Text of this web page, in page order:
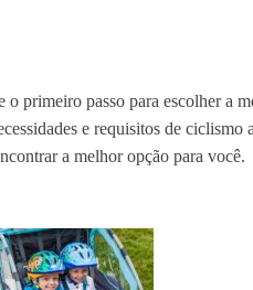
primeiro passo para escolher a
e requisitos de
a melhor opção para você.